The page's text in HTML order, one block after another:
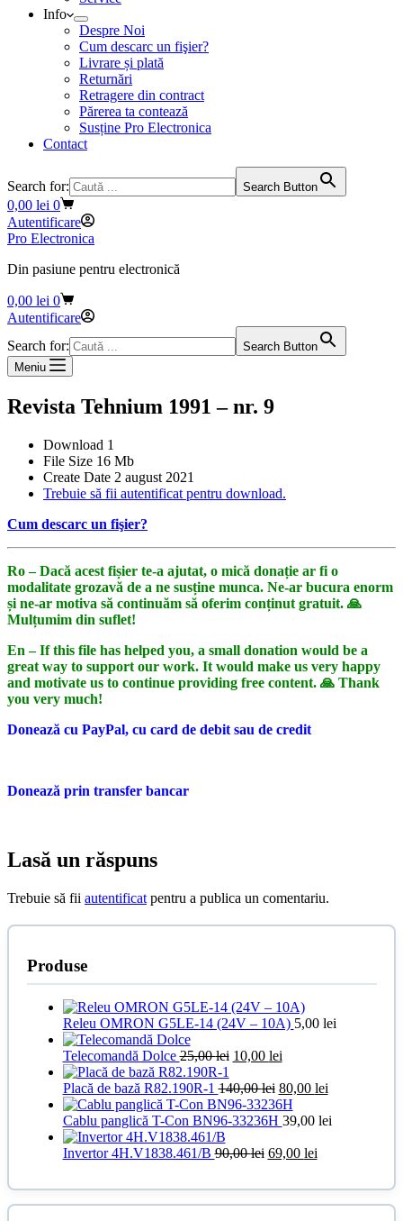
Info
Despre Noi
Cum descarc un fişier?
Livrare și plată
Returnări
Retragere din contract
Părerea ta contează
Susține Pro Electronica
Contact
Search for: Search Button
Coș
de
cumpărături
0,00 lei 0
Autentificare
Pro Electronica
Din pasiune pentru electronică
Coș
de
0,00 lei 0
Autentificare
Search for:
Search Button
Meniu
Revista Tehnium 1991 – nr. 9
Download 1
File Size 16 Mb
Create Date 2 august 2021
Trebuie să fii autentificat pentru download.
Cum descarc un fişier?
Ro – Dacă acest fișier te-a ajutat, o mică donație ar fi o
modalitate grozavă de a ne susține munca. Ne-ar bucura enorm
și ne-ar motiva să continuăm să oferim conținut gratuit. 🙏
Mulțumim din suflet!
En – If this file has helped you, a small donation would be a
great way to support our work. It would make us very happy
and motivate us to continue providing free content. 🙏 Thank
you very much!
Donează cu PayPal, cu card de debit sau de credit
Donează prin transfer bancar
Lasă un răspuns
Trebuie să fii autentificat pentru a publica un comentariu.
Produse
Releu OMRON G5LE-14 (24V – 10A) 5,00 lei
Telecomandă Dolce25,00lei Prețul
a
fost:
25,00 lei.
10,00 leiPrețul
este:
10,00 lei.
Placă de bază R82.190R-1140,00lei Prețul
inițial
a
140,00 lei.
80,00 leiPrețul
este:
Cablu panglică T-Con BN96-33236H 39,00 lei
Invertor 4H.V1838.461/B90,00lei Prețul
fost:
69,00 leiPrețul
69,00 lei.